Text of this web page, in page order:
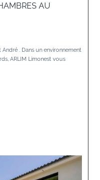
AU
André . Dans un environnement
ARLIM Limonest vous